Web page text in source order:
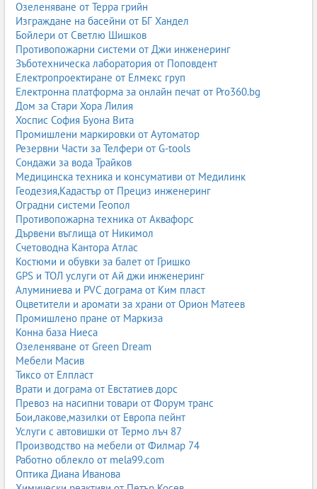
ПДЧ
ПДЧ е бюджетно решение с голямо разнообразие от декори.
Подходящо е за корпуси на мебели, рафтове и гардероби.
Масивно дърво
Масивът е естествен, здрав и дълготраен материал. Подходящ
за легла, бюра и гардероби. Изисква качествено покритие и
обработка.
Комбинирани материали
Често се комбинират MDF, ПДЧ и масив, за да се постигне
баланс между цена, визия и здравина.
Безопасни покрития
Бои и лакове на водна основа, без вредни изпарения, са
задължителни за детски мебели. Важно е да се използват
сертифицирани продукти.
Безопасност в детската стая
Безопасността е абсолютен приоритет. Няколко основни
принципа:
закръглени ръбове и ъгли
стабилни мебели, закрепени към стената при нужда
липса на остри дръжки и стърчащи елементи
нетоксични бои и лакове
кабели и контакти извън обсега на малки деца
Ергономия и функционалност
Добре проектираната детска стая трябва да бъде удобна както
за детето, така и за родителите.
Озеленяване от Терра грийн
Изграждане на басейни от БГ Хандел
Бойлери от Светлю Шишков
Противопожарни системи от Джи инженеринг
Зъботехническа лаборатория от Поповдент
Електропроектиране от Елмекс груп
Електронна платформа за онлайн печат от Pro360.bg
Дом за Стари Хора Лилия
Хоспис София Буона Вита
Промишлени маркировки от Аутоматор
Резервни Части за Телфери от G-tools
Сондажи за вода Трайков
Медицинска техника и консумативи от Медилинк
Геодезия,Кадастър от Прециз инженеринг
Оградни системи Геопол
Противопожарна техника от Аквафорс
Дървени въглища от Никимол
Счетоводна Кантора Атлас
Костюми и обувки за балет от Гришко
GPS и ТОЛ услуги от Ай джи инженеринг
Алуминиева и PVC дограма от Ким пласт
Оцветители и аромати за храни от Орион Матеев
Промишлено пране от Маркиза
Конна база Ниеса
Озеленяване от Green Dream
Мебели Масив
Тиксо от Елпласт
Врати и дограма от Евстатиев дорс
Превоз на насипни товари от Форум транс
Бои,лакове,мазилки от Европа пейнт
Услуги с автовишки от Термо лъч 87
Производство на мебели от Филмар 74
Работно облекло от mela99.com
Оптика Диана Иванова